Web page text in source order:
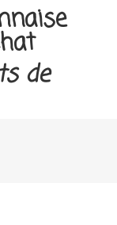
de